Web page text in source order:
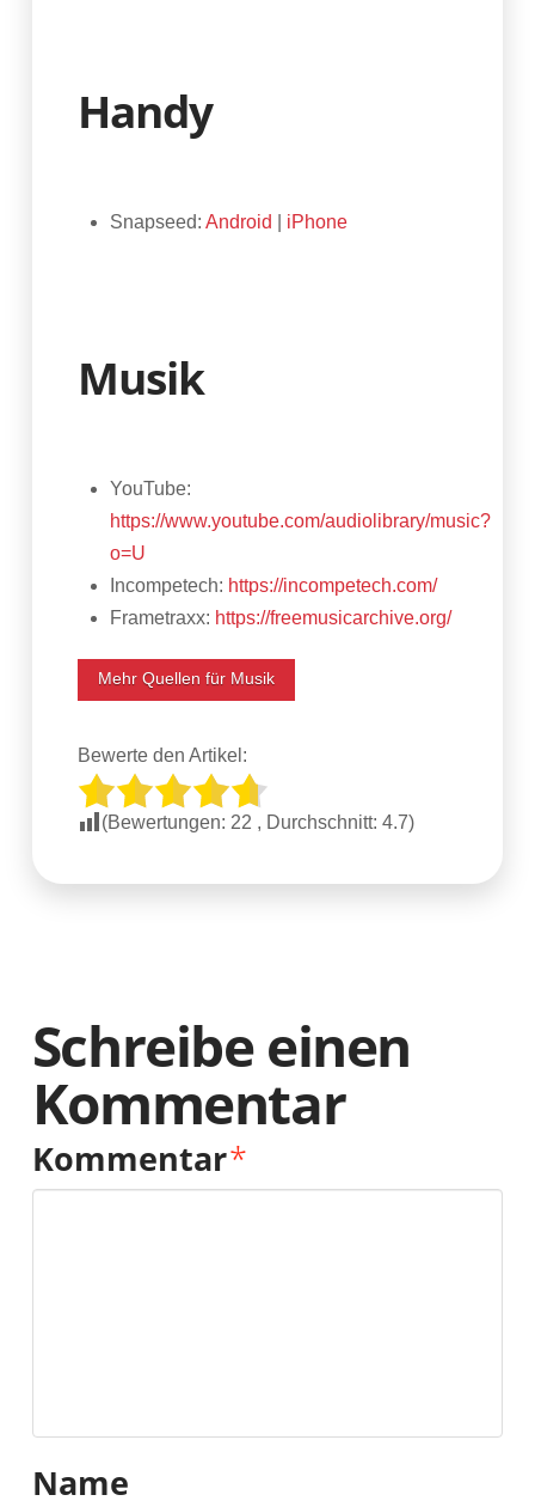
Handy
Snapseed: Android iPhone
Musik
YouTube:
https://www.youtube.com/audiolibrary/music?
o=U
Incompetech: https://incompetech.com/
Frametraxx: https://freemusicarchive.org/
Mehr Quellen für Musik
Bewerte den Artikel:
(Bewertungen: 22 , Durchschnitt:4.7)
Schreibe einen
Kommentar
Kommentar*
Name